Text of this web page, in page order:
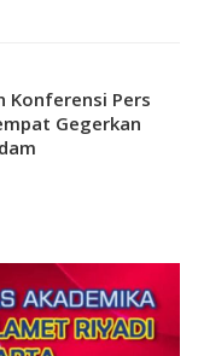
Konferensi Pers
Gegerkan